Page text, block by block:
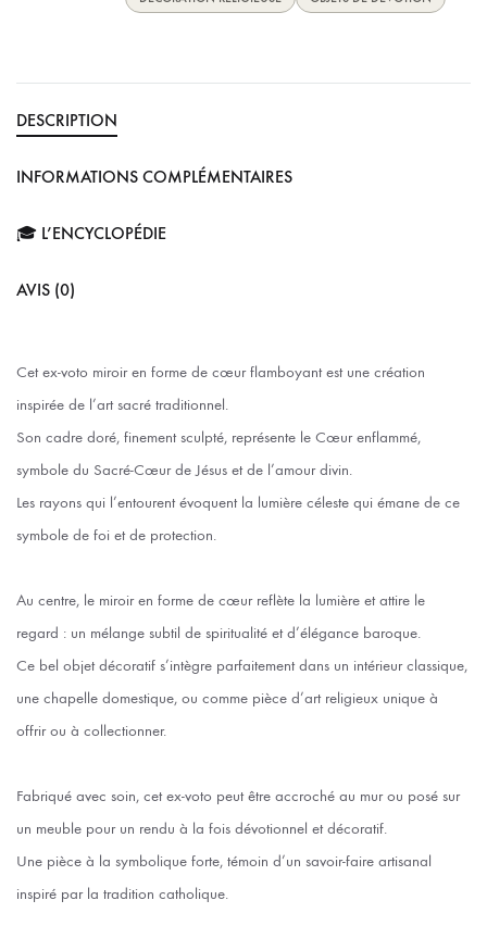
DESCRIPTION
INFORMATIONS COMPLÉMENTAIRES
🎓 L’ENCYCLOPÉDIE
AVIS (0)
Cet ex-voto miroir en forme de cœur flamboyant est une création
inspirée de l’art sacré traditionnel.
Son cadre doré, finement sculpté, représente le Cœur enflammé,
symbole du Sacré-Cœur de Jésus et de l’amour divin.
Les rayons qui l’entourent évoquent la lumière céleste qui émane de ce
symbole de foi et de protection.
Au centre, le miroir en forme de cœur reflète la lumière et attire le
regard : un mélange subtil de spiritualité et d’élégance baroque.
Ce bel objet décoratif s’intègre parfaitement dans un intérieur classique,
une chapelle domestique, ou comme pièce d’art religieux unique à
offrir ou à collectionner.
Fabriqué avec soin, cet ex-voto peut être accroché au mur ou posé sur
un meuble pour un rendu à la fois dévotionnel et décoratif.
Une pièce à la symbolique forte, témoin d’un savoir-faire artisanal
inspiré par la tradition catholique.